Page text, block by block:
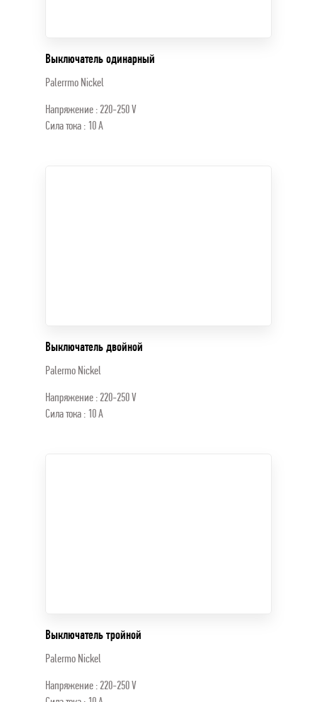
Выключатель одинарный
Palerrmo Nickel
Напряжение : 220-250 V
Сила тока : 10 A
Выключатель двойной
Palermo Nickel
Напряжение : 220-250 V
Сила тока : 10 A
Выключатель тройной
Palermo Nickel
Напряжение : 220-250 V